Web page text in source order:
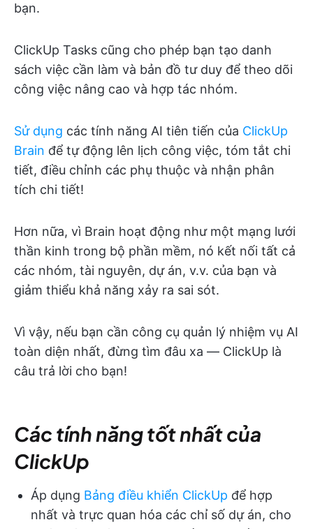
bạn.
ClickUp Tasks cũng cho phép bạn tạo danh
sách việc cần làm và bản đồ tư duy để theo dõi
công việc nâng cao và hợp tác nhóm.
Sử dụng các tính năng AI tiên tiến của ClickUp
Brain để tự động lên lịch công việc, tóm tắt chi
tiết, điều chỉnh các phụ thuộc và nhận phân
tích chi tiết!
Hơn nữa, vì Brain hoạt động như một mạng lưới
thần kinh trong bộ phần mềm, nó kết nối tất cả
các nhóm, tài nguyên, dự án, v.v. của bạn và
giảm thiểu khả năng xảy ra sai sót.
Vì vậy, nếu bạn cần công cụ quản lý nhiệm vụ AI
toàn diện nhất, đừng tìm đâu xa — ClickUp là
câu trả lời cho bạn!
Các tính năng tốt nhất của
ClickUp
Áp dụng Bảng điều khiển ClickUp để hợp
nhất và trực quan hóa các chỉ số dự án, cho